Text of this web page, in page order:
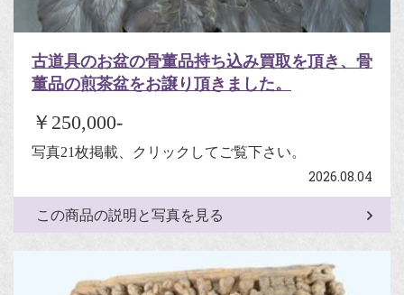
古道具のお盆の骨董品持ち込み買取を頂き、骨
董品の煎茶盆をお譲り頂きました。
￥250,000-
写真21枚掲載、クリックしてご覧下さい。
2026.08.04
この商品の説明と写真を見る